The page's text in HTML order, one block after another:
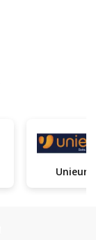
Unieuro